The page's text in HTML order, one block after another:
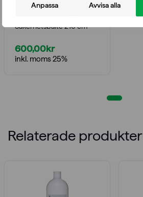
Anpassa Avvisa alla
Fysioterapi- och
Säkerhetsbälte 210 cm
600,00kr
inkl. moms 25%
Relaterade produkter